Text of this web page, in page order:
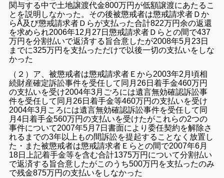
関与する中で土地譲渡代金800万円が低額譲渡にあたるこ
とを説明しなかった。その後被懲戒者は懲戒請求者Ｄか
らÅ及び懲戒請求者Ｄらが支払った合計822万円余の返還
を求められ2006年12月27日懲戒請求者Ｄらとの間で437
万円を分割払いで返済する旨合意したが2008年5月23日
までに325万円を支払っただけで以後一切の支払いをしな
かった
（２）ア、被懲戒者は懲戒請求者Ｅから2003年2月頃相
続財産確定訴訟事件を受任して同月26日着手金460万円
の支払いを受け2004年3月ごろには遺言無効確認訴訟事
件を受任して同月26日着手金等460万円の支払いを受け
2004年3月ころには遺言無効確認訴訟事件を受任して同
月4日着手金560万円の支払いを受けたがこれらの2つの
事件について2007年5月7日書面により委任契約を解除さ
れるまでの3年以上もの間訴訟を提起することなく放置し
た・ また被懲戒者は懲戒請求者Ｅらとの間で2007年6月
18日上記着手金等を含む合計1375万円について分割払い
で返済する旨合意したがこのうち500万円を支払ったのみ
で残金875万円の支払いをしなかった